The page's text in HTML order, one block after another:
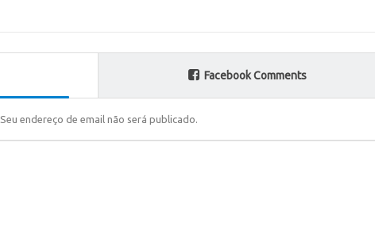
Facebook Comments
Seu endereço de email não será publicado.